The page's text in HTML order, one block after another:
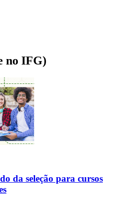
no IFG)
da seleção para cursos